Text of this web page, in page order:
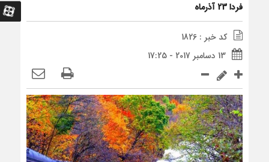
فردا 23 آذرماه
کد خبر : 1826
13 دسامبر 2017 - 17:25